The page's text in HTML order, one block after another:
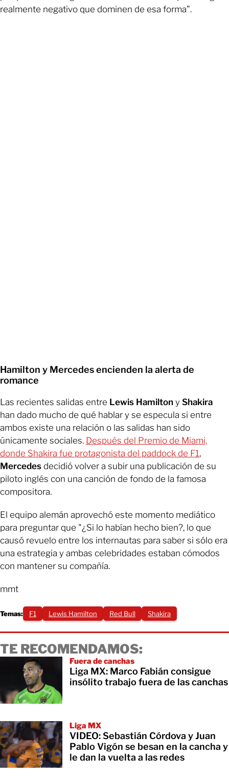
realmente negativo que dominen de esa forma”.
Hamilton y Mercedes encienden la alerta de
romance
Las recientes salidas entre Lewis Hamilton y Shakira
han dado mucho de qué hablar y se especula si entre
ambos existe una relación o las salidas han sido
únicamente sociales. Después del Premio de Miami,
donde Shakira fue protagonista del paddock de F1,
Mercedes decidió volver a subir una publicación de su
piloto inglés con una canción de fondo de la famosa
compositora.
El equipo alemán aprovechó este momento mediático
para preguntar que "¿Si lo habían hecho bien?, lo que
causó revuelo entre los internautas para saber si sólo era
una estrategia y ambas celebridades estaban cómodos
con mantener su compañía.
mmt
Temas: F1 Lewis Hamilton Red Bull Shakira
TE RECOMENDAMOS:
Fuera de canchas
Liga MX: Marco Fabián consigue
insólito trabajo fuera de las canchas
Liga MX
VIDEO: Sebastián Córdova y Juan
Pablo Vigón se besan en la cancha y
le dan la vuelta a las redes